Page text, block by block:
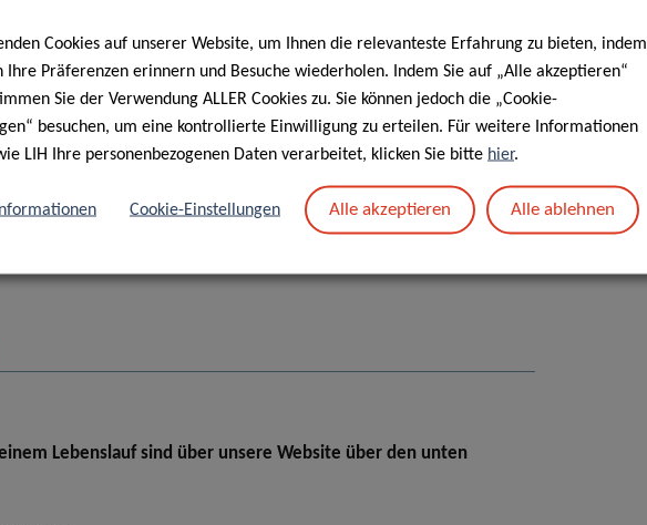
Lebenslauf sind über unsere Website über den unten
Cookies auf unserer Website, um Ihnen die relevanteste Erfahrung zu bieten, indem
Ihre Präferenzen erinnern und Besuche wiederholen. Indem Sie auf „Alle akzeptieren“
Sie der Verwendung ALLER Cookies zu. Sie können jedoch die „Cookie-
besuchen, um eine kontrollierte Einwilligung zu erteilen. Für weitere Informationen
LIH Ihre personenbezogenen Daten verarbeitet, klicken Sie bitte hier.
Cookie-Einstellungen Alle akzeptieren Alle ablehnen